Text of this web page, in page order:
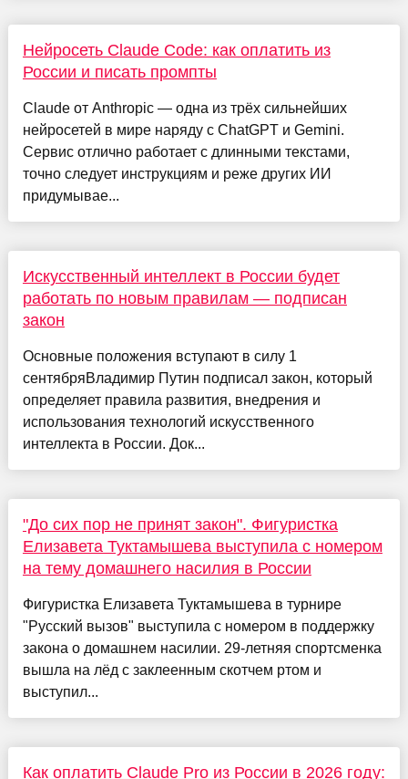
Нейросеть Claude Code: как оплатить из
России и писать промпты
Claude от Anthropic — одна из трёх сильнейших
нейросетей в мире наряду с ChatGPT и Gemini.
Сервис отлично работает с длинными текстами,
точно следует инструкциям и реже других ИИ
придумывае...
Искусственный интеллект в России будет
работать по новым правилам — подписан
закон
Основные положения вступают в силу 1
сентябряВладимир Путин подписал закон, который
определяет правила развития, внедрения и
использования технологий искусственного
интеллекта в России. Док...
​​"До сих пор не принят закон". Фигуристка
Елизавета Туктамышева выступила с номером
на тему домашнего насилия в России
Фигуристка Елизавета Туктамышева в турнире
"Русский вызов" выступила с номером в поддержку
закона о домашнем насилии. 29-летняя спортсменка
вышла на лёд с заклеенным скотчем ртом и
выступил...
Как оплатить Claude Pro из России в 2026 году: